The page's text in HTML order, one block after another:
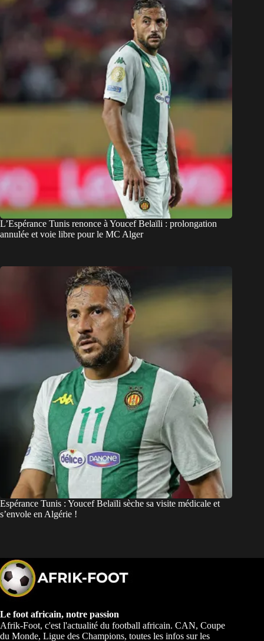
L’Espérance Tunis renonce à Youcef Belaïli : prolongation
annulée et voie libre pour le MC Alger
Espérance Tunis : Youcef Belaïli sèche sa visite médicale et
s’envole en Algérie !
Le foot africain, notre passion
Afrik-Foot, c'est l'actualité du football africain. CAN, Coupe
du Monde, Ligue des Champions, toutes les infos sur les